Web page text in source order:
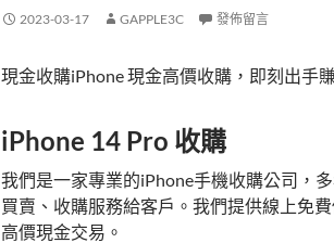
2023-03-17 GAPPLE3C 發佈留言
現金收購iPhone 現金高價收購，即刻出手
iPhone 14 Pro 收購
我們是一家專業的iPhone手機收購公司，
買賣、收購服務給客戶。我們提供線上免
高價現金交易。